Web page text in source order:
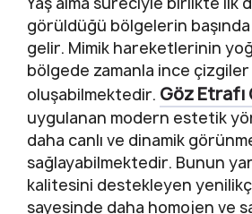
görüldüğü bölgelerin
gelir. Mimik hareketlerinin
bölgede zamanla ince çizgiler
oluşabilmektedir. Göz
uygulanan modern estetik
daha canlı ve dinamik
sağlayabilmektedir. Bunun
kalitesini destekleyen
sayesinde daha homojen ve